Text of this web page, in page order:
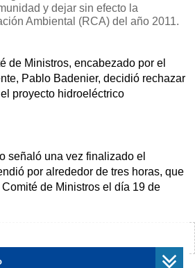
y dejar sin efecto la
Ambiental (RCA) del año 2011.
de Ministros, encabezado por el
Pablo Badenier, decidió rechazar
proyecto hidroeléctrico
señaló una vez finalizado el
por alrededor de tres horas, que
de Ministros el día 19 de